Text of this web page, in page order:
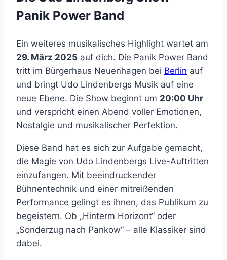
Panik Power Band
Ein weiteres musikalisches Highlight wartet am
29. März 2025 auf dich. Die Panik Power Band
tritt im Bürgerhaus Neuenhagen bei Berlin auf
und bringt Udo Lindenbergs Musik auf eine
neue Ebene. Die Show beginnt um 20:00 Uhr
und verspricht einen Abend voller Emotionen,
Nostalgie und musikalischer Perfektion.
Diese Band hat es sich zur Aufgabe gemacht,
die Magie von Udo Lindenbergs Live-Auftritten
einzufangen. Mit beeindruckender
Bühnentechnik und einer mitreißenden
Performance gelingt es ihnen, das Publikum zu
begeistern. Ob „Hinterm Horizont“ oder
„Sonderzug nach Pankow“ – alle Klassiker sind
dabei.